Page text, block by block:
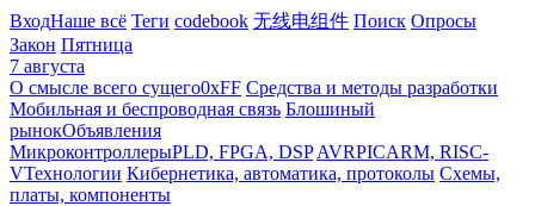
ВходНаше всё Теги codebook 无线电组件 Поиск Опросы
Закон Пятница
7 августа
О смысле всего сущего0xFF Средства и методы разработки
Мобильная и беспроводная связь Блошиный
рынокОбъявления
МикроконтроллерыPLD, FPGA, DSP AVRPICARM, RISC-
VТехнологии Кибернетика, автоматика, протоколы Схемы,
платы, компоненты